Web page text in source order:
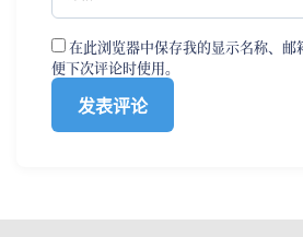
在此浏览器中保存我的显示名称、邮
便下次评论时使用。